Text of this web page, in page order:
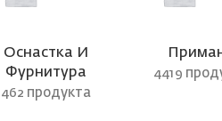
Оснастка И
Фурнитура
462 продукта
4419